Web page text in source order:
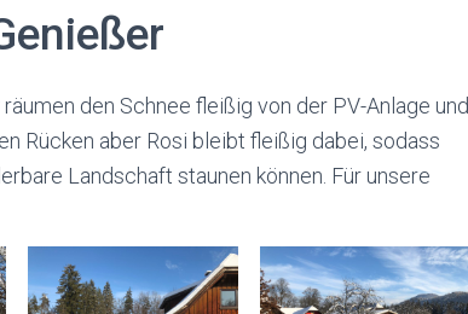
den Schnee fleißig von der PV-Anlage und
Rücken aber Rosi bleibt fleißig dabei, sodass
Landschaft staunen können. Für unsere